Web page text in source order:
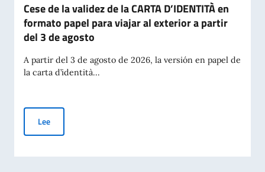
Cese de la validez de la CARTA D’IDENTITÀ en
formato papel para viajar al exterior a partir
del 3 de agosto
A partir del 3 de agosto de 2026, la versión en papel de
la carta d’identità...
LeeCese de la validez de la CARTA D’IDENTITÀ en formato